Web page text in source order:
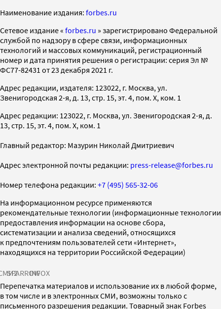
Наименование издания: forbes.ru
Cетевое издание « forbes.ru » зарегистрировано Федеральной
службой по надзору в сфере связи, информационных
технологий и массовых коммуникаций, регистрационный
номер и дата принятия решения о регистрации: серия Эл №
ФС77-82431 от 23 декабря 2021 г.
Адрес редакции, издателя: 123022, г. Москва, ул.
Звенигородская 2-я, д. 13, стр. 15, эт. 4, пом. X, ком. 1
Адрес редакции: 123022, г. Москва, ул. Звенигородская 2-я, д.
13, стр. 15, эт. 4, пом. X, ком. 1
Главный редактор: Мазурин Николай Дмитриевич
Адрес электронной почты редакции: press-release@forbes.ru
Номер телефона редакции: +7 (495) 565-32-06
На информационном ресурсе применяются
рекомендательные технологии (информационные технологии
предоставления информации на основе сбора,
систематизации и анализа сведений, относящихся
к предпочтениям пользователей сети «Интернет»,
находящихся на территории Российской Федерации)
SPARROWINFOX
Перепечатка материалов и использование их в любой форме,
в том числе и в электронных СМИ, возможны только с
письменного разрешения редакции. Товарный знак Forbes